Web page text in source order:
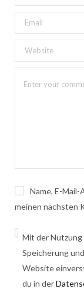
Name, E-
meinen nächsten
Mit der Nutzung
Speicherung
Website
du in der